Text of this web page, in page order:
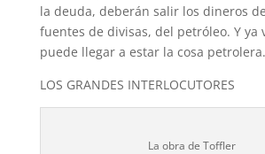
la deuda, deberán salir los dineros
fuentes de divisas, del petróleo. Y ya
puede llegar a estar la cosa petrolera.
LOS GRANDES INTERLOCUTORES
La obra de Toffler